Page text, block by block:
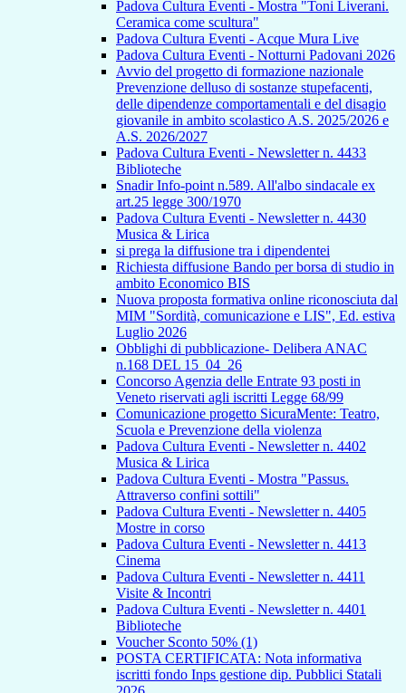
Padova Cultura Eventi - Mostra "Toni Liverani.
Ceramica come scultura"
Padova Cultura Eventi - Acque Mura Live
Padova Cultura Eventi - Notturni Padovani 2026
Avvio del progetto di formazione nazionale
Prevenzione delluso di sostanze stupefacenti,
delle dipendenze comportamentali e del disagio
giovanile in ambito scolastico A.S. 2025/2026 e
A.S. 2026/2027
Padova Cultura Eventi - Newsletter n. 4433
Biblioteche
Snadir Info-point n.589. All'albo sindacale ex
art.25 legge 300/1970
Padova Cultura Eventi - Newsletter n. 4430
Musica & Lirica
si prega la diffusione tra i dipendentei
Richiesta diffusione Bando per borsa di studio in
ambito Economico BIS
Nuova proposta formativa online riconosciuta dal
MIM "Sordità, comunicazione e LIS", Ed. estiva
Luglio 2026
Obblighi di pubblicazione- Delibera ANAC
n.168 DEL 15_04_26
Concorso Agenzia delle Entrate 93 posti in
Veneto riservati agli iscritti Legge 68/99
Comunicazione progetto SicuraMente: Teatro,
Scuola e Prevenzione della violenza
Padova Cultura Eventi - Newsletter n. 4402
Musica & Lirica
Padova Cultura Eventi - Mostra "Passus.
Attraverso confini sottili"
Padova Cultura Eventi - Newsletter n. 4405
Mostre in corso
Padova Cultura Eventi - Newsletter n. 4413
Cinema
Padova Cultura Eventi - Newsletter n. 4411
Visite & Incontri
Padova Cultura Eventi - Newsletter n. 4401
Biblioteche
Voucher Sconto 50% (1)
POSTA CERTIFICATA: Nota informativa
iscritti fondo Inps gestione dip. Pubblici Statali